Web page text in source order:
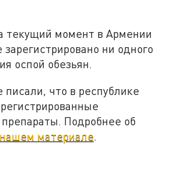
текущий момент в Армении
ни одного
оспой обезьян.
что в республике
Подробнее об
нашем материале